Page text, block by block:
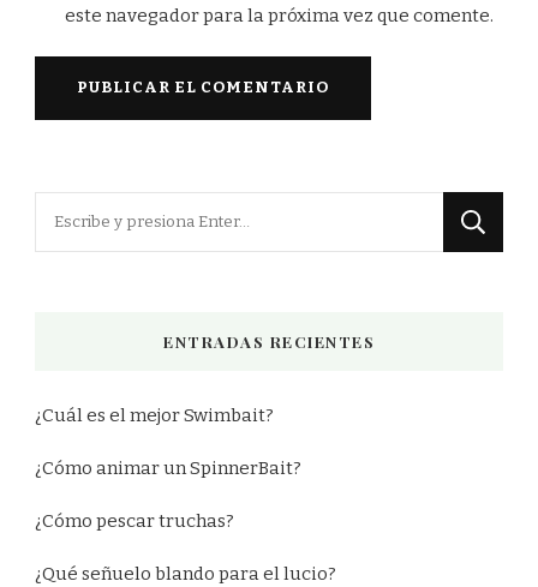
este navegador para la próxima vez que comente.
ENTRADAS RECIENTES
¿Cuál es el mejor Swimbait?
¿Cómo animar un SpinnerBait?
¿Cómo pescar truchas?
¿Qué señuelo blando para el lucio?